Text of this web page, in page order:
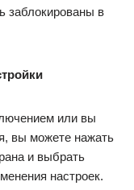
заблокированы в
или вы
вы можете нажать
и выбрать
настроек.